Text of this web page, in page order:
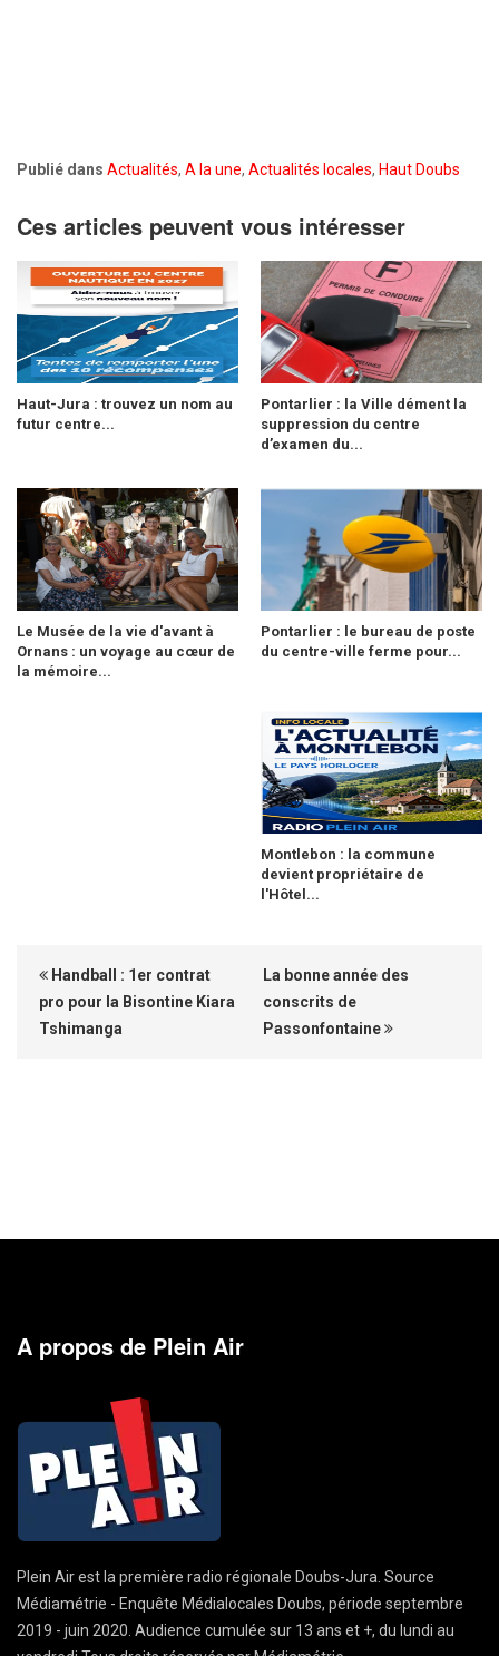
Publié dans Actualités, A la une, Actualités locales, Haut Doubs
Ces articles peuvent vous intéresser
Haut-Jura : trouvez un nom au
futur centre...
Pontarlier : la Ville dément la
suppression du centre
d’examen du...
Le Musée de la vie d'avant à
Ornans : un voyage au cœur de
la mémoire...
Pontarlier : le bureau de poste
du centre-ville ferme pour...
Montlebon : la commune
devient propriétaire de
l'Hôtel...
Handball : 1er contrat
pro pour la Bisontine Kiara
Tshimanga
La bonne année des
conscrits de
Passonfontaine
A propos de Plein Air
Plein Air est la première radio régionale Doubs-Jura. Source
Médiamétrie - Enquête Médialocales Doubs, période septembre
2019 - juin 2020. Audience cumulée sur 13 ans et +, du lundi au